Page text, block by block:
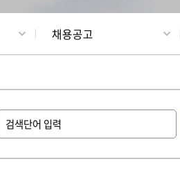
채용공고